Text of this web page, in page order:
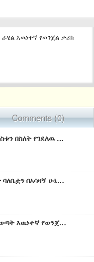
እዉነተኛ የወንጀል ታሪክ
Comments (0)
ከተዘጋዉ ዶሴ በቅፅፈት ሚስቱን በስለት የገደለዉ ጨካኝ አባወራ እዉነተኛ አሳዛኝ የወንጀል ታሪክ /KETEZEGAW DOSE EPISODE 112
ከተዘጋዉ ዶሴ የወፍጮ ቤት ባለቤቷን በአሳዛኝ ሁኔታ ነብስ ያጠፉት ክፉ ወጣቶች እዉነተኛ ታሪክ/KETEZEGAW DOSE EPISODE 116 PART 01
በ መርዝ ተመርዞ የሞተው ወጣት እዉነተኛ የወንጀል ታሪክ ከተዘጋው ዶሴ/KETEZEGAW DOSE EPISODE 118 PART 01